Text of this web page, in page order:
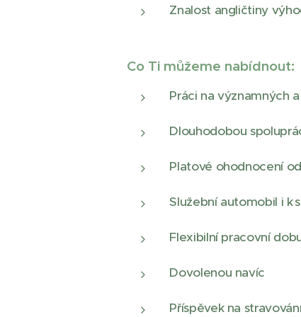
Znalost angličtiny
Co Ti můžeme nabídnout:
Práci na významných
Dlouhodobou
Platové ohodnocení
Služební automobil i k
Flexibilní pracovní
Dovolenou navíc
Příspěvek na